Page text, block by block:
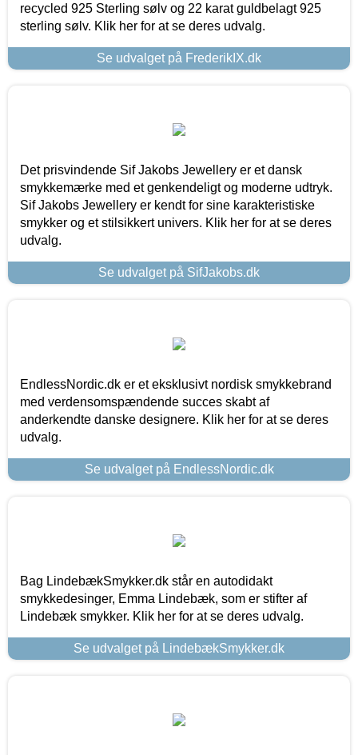
recycled 925 Sterling sølv og 22 karat guldbelagt 925
sterling sølv. Klik her for at se deres udvalg.
Se udvalget på FrederikIX.dk
Det prisvindende Sif Jakobs Jewellery er et dansk
smykkemærke med et genkendeligt og moderne udtryk.
Sif Jakobs Jewellery er kendt for sine karakteristiske
smykker og et stilsikkert univers. Klik her for at se deres
udvalg.
Se udvalget på SifJakobs.dk
EndlessNordic.dk er et eksklusivt nordisk smykkebrand
med verdensomspændende succes skabt af
anderkendte danske designere. Klik her for at se deres
udvalg.
Se udvalget på EndlessNordic.dk
Bag LindebækSmykker.dk står en autodidakt
smykkedesinger, Emma Lindebæk, som er stifter af
Lindebæk smykker. Klik her for at se deres udvalg.
Se udvalget på LindebækSmykker.dk